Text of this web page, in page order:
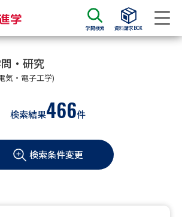
学問検索 資料請求BOX
料請求
種類から請求
学部・学科パンフ
選抜 募
大学入学共通テスト利用選抜の
・研究
気・電子工学)
検索結果466件
検索条件変更